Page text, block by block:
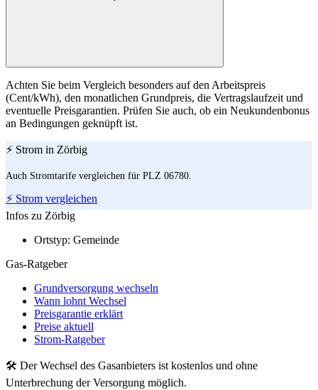
Achten Sie beim Vergleich besonders auf den Arbeitspreis
(Cent/kWh), den monatlichen Grundpreis, die Vertragslaufzeit und
eventuelle Preisgarantien. Prüfen Sie auch, ob ein Neukundenbonus
an Bedingungen geknüpft ist.
⚡ Strom in Zörbig
Auch Stromtarife vergleichen für PLZ 06780.
⚡ Strom vergleichen
Infos zu Zörbig
Ortstyp: Gemeinde
Gas-Ratgeber
Grundversorgung wechseln
Wann lohnt Wechsel
Preisgarantie erklärt
Preise aktuell
Strom-Ratgeber
🛠 Der Wechsel des Gasanbieters ist kostenlos und ohne
Unterbrechung der Versorgung möglich.